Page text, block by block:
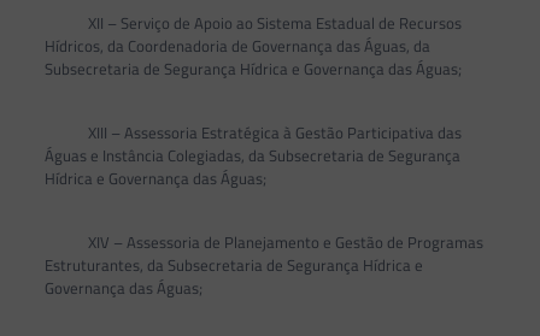
XII – Serviço de Apoio ao Sistema Estadual de Recursos
Hídricos, da Coordenadoria de Governança das Águas, da
Subsecretaria de Segurança Hídrica e Governança das Águas;
XIII – Assessoria Estratégica à Gestão Participativa das
Águas e Instância Colegiadas, da Subsecretaria de Segurança
Hídrica e Governança das Águas;
XIV – Assessoria de Planejamento e Gestão de Programas
Estruturantes, da Subsecretaria de Segurança Hídrica e
Governança das Águas;